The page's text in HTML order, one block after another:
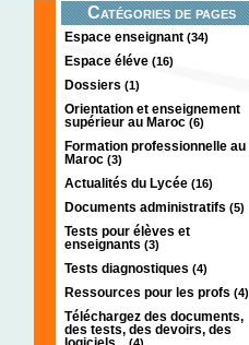
Catégories de pages
Espace enseignant (34)
Espace éléve (16)
Dossiers (1)
Orientation et enseignement
supérieur au Maroc (6)
Formation professionnelle au
Maroc (3)
Actualités du Lycée (16)
Documents administratifs (5)
Tests pour élèves et
enseignants (3)
Tests diagnostiques (4)
Ressources pour les profs (4)
Téléchargez des documents,
des tests, des devoirs, des